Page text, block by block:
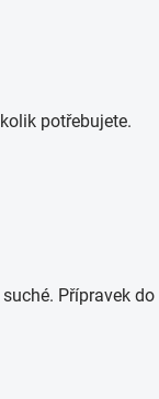
potřebujete.
Přípravek